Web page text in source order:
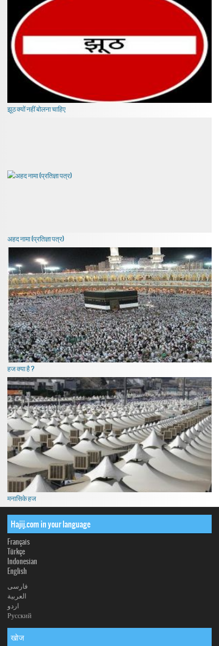
झूठ क्यों नहीं बोलना चाहिए
अहद नामा (प्रतिज्ञा पत्र)
हज क्या है ?
मनासिके हज
Hajij.com in your language
Français
Türkçe
Indonesian
English
فارسی
العربیة
اردو
Русский
खोज